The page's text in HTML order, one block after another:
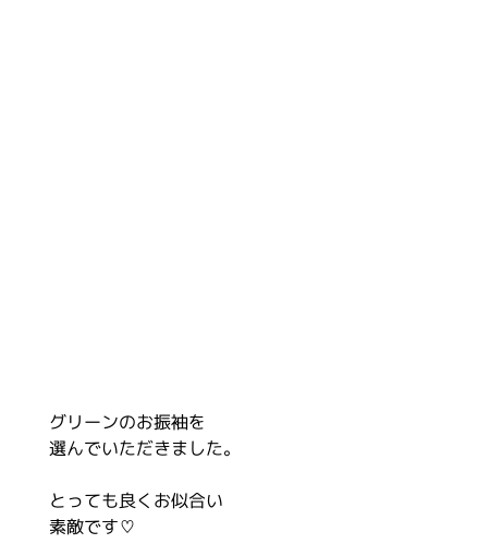
グリーンのお振袖を
選んでいただきました。
とっても良くお似合い
素敵です♡